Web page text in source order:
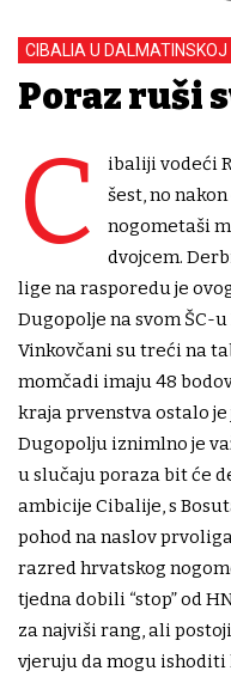
CIBALIA U DALMATINSKOJ
Poraz ruši
C
ibaliji vodeći
šest, no
nogometaši
dvojcem.
lige na rasporedu je
Dugopolje na svom ŠC-
Vinkovčani su treći na
momčadi imaju 48
kraja prvenstva ostalo
Dugopolju iznimlno je
u slučaju poraza bit će
ambicije Cibalije, s
pohod na naslov
razred hrvatskog
tjedna dobili “stop” od
za najviši rang, ali
vjeruju da mogu